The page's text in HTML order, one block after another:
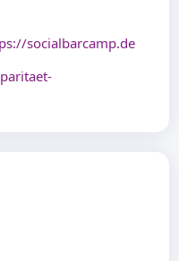
socialbarcamp.de